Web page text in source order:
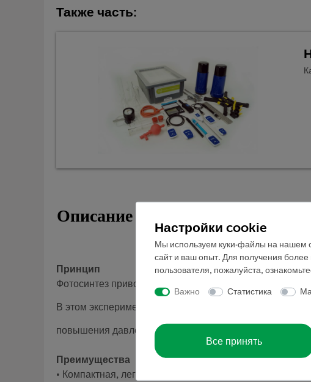
Также часть:
Описание
Принцип
Фотосинтез приводит к выработке кислорода, что, в
В этом эксперименте скорость протекания процесса
повышения давления кислорода, как в белом и
Преимущества
• Компактная, легко транспортируемая установка
Настройки cookie
Мы используем куки-файлы на нашем
сайт и ваш опыт. Для получения
пользователя, пожалуйста,
Важно Статистика
Все принять